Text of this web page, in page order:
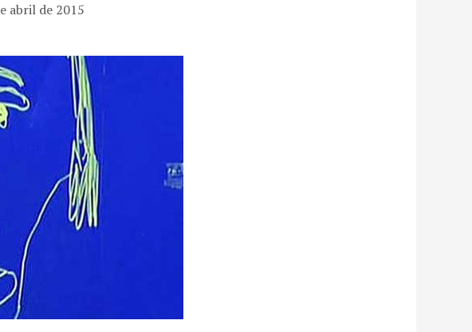
abril de 2015